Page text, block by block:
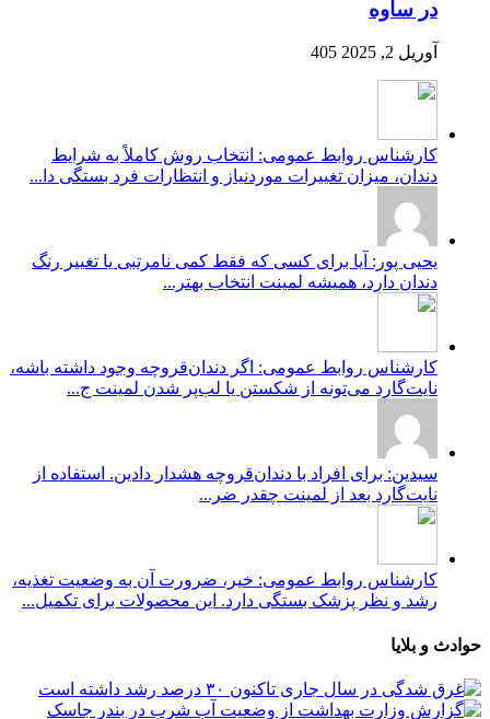
در ساوه
آوریل 2, 2025 405
کارشناس روابط عمومی: انتخاب روش کاملاً به شرایط
دندان، میزان تغییرات موردنیاز و انتظارات فرد بستگی دا...
یحیی پور: آیا برای کسی که فقط کمی نامرتبی یا تغییر رنگ
دندان دارد، همیشه لمینت انتخاب بهتر...
کارشناس روابط عمومی: اگر دندان‌قروچه وجود داشته باشه،
نایت‌گارد می‌تونه از شکستن یا لب‌پر شدن لمینت ج...
سیدین: برای افراد با دندان‌قروچه هشدار دادین. استفاده از
نایت‌گارد بعد از لمینت چقدر ضر...
کارشناس روابط عمومی: خیر، ضرورت آن به وضعیت تغذیه،
رشد و نظر پزشک بستگی دارد. این محصولات برای تکمیل...
حوادث و بلایا